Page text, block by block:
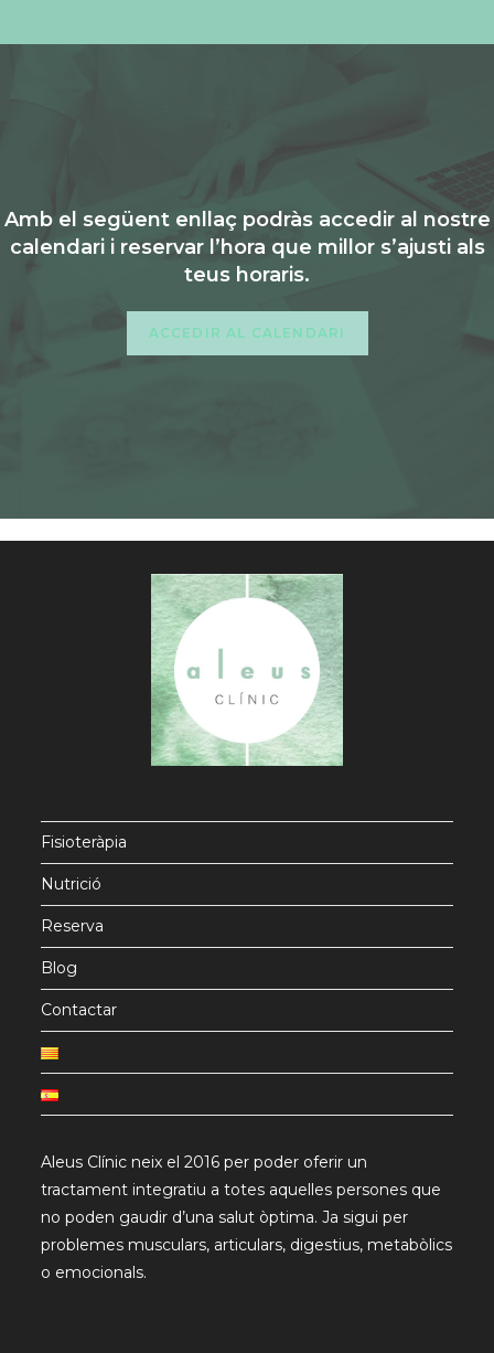
Amb el següent enllaç podràs accedir al nostre
calendari i reservar l’hora que millor s’ajusti als
teus horaris.
ACCEDIR AL CALENDARI
Fisioteràpia
Nutrició
Reserva
Blog
Contactar
Aleus Clínic neix el 2016 per poder oferir un
tractament integratiu a totes aquelles persones que
no poden gaudir d’una salut òptima. Ja sigui per
problemes musculars, articulars, digestius, metabòlics
o emocionals.